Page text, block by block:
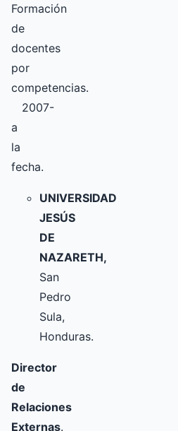
Formación
de
docentes
por
competencias.
2007-
a
la
fecha.
UNIVERSIDAD
JESÚS
DE
NAZARETH,
San
Pedro
Sula,
Honduras.
Director
de
Relaciones
Externas.